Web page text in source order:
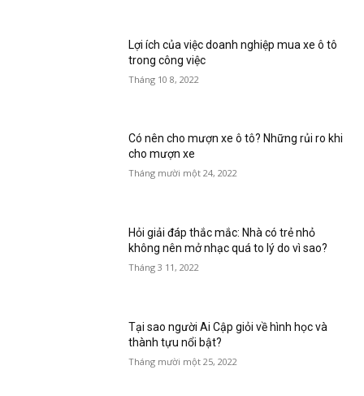
Lợi ích của việc doanh nghiệp mua xe ô tô
trong công việc
Tháng 10 8, 2022
Có nên cho mượn xe ô tô? Những rủi ro khi
cho mượn xe
Tháng mười một 24, 2022
Hỏi giải đáp thắc mắc: Nhà có trẻ nhỏ
không nên mở nhạc quá to lý do vì sao?
Tháng 3 11, 2022
Tại sao người Ai Cập giỏi về hình học và
thành tựu nổi bật?
Tháng mười một 25, 2022